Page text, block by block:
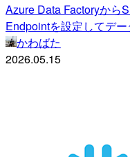
Azure Data Factoryから
Endpointを設定してデ
かわばた
2026.05.15